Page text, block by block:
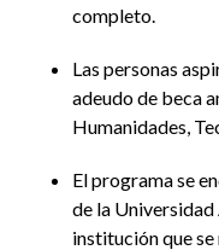
completo.
Las personas
adeudo de beca
Humanidades,
El programa se
de la
institución que